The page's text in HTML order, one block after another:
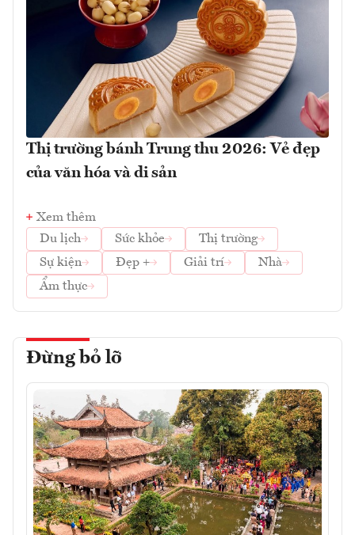
Thị trường bánh Trung thu 2026: Vẻ đẹp
của văn hóa và di sản
Xem thêm
Du lịch
Sức khỏe
Thị trường
Sự kiện
Đẹp + Giải trí
Nhà
Ẩm thực
Đừng bỏ lỡ